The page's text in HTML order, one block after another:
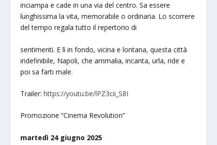
inciampa e cade in una via del centro. Sa essere
lunghissima la vita, memorabile o ordinaria. Lo scorrere
del tempo regala tutto il repertorio di
sentimenti. E lì in fondo, vicina e lontana, questa città
indefinibile, Napoli, che ammalia, incanta, urla, ride e
poi sa farti male.
Trailer:https://youtu.be/lPZ3cii_S8I
Promozione “Cinema Revolution”
martedì 24 giugno 2025